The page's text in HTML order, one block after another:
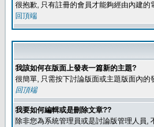
很抱歉, 只有註冊的會員才能夠經由內建
回頂端
我該如何在版面上發表一篇新的主題?
很簡單, 只需按下討論版面或主題版面內
回頂端
我要如何編輯或是刪除文章??
除非您為系統管理員或是討論版管理人員,